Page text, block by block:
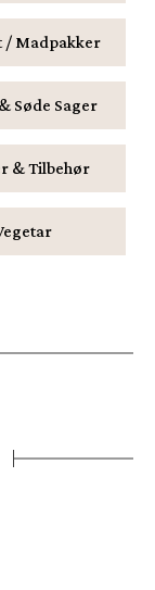
/ Madpakker
Søde Sager
& Tilbehør